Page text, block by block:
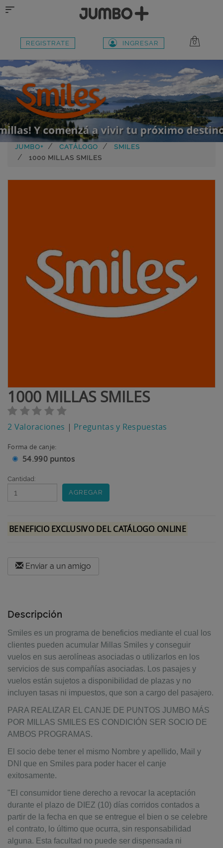
Toggle
REGISTRATE INGRESAR 0
JUMBO+ CATÁLOGO
SMILES
1000 MILLAS SMILES
1000 MILLAS SMILES
2 Valoraciones | Preguntas y Respuestas
Forma de canje:
54.990 puntos
Cantidad:
BENEFICIO EXCLUSIVO DEL CATÁLOGO ONLINE
Enviar a un amigo
Descripción
Smiles es un programa de beneficios mediante el cual los
clientes pueden acumular Millas Smiles y conseguir
vuelos en sus aerolíneas asociadas o utilizarlos en los
servicios de sus compañías asociadas. Los pasajes y
vuelos están sujetos a disponibilidad de plazas y no
incluyen tasas ni impuestos, que son a cargo del pasajero.
PARA REALIZAR EL CANJE DE PUNTOS JUMBO MÁS
POR MILLAS SMILES ES CONDICIÓN SER SOCIO DE
AMBOS PROGRAMAS.
El socio debe tener el mismo Nombre y apellido, Mail y
DNI que en Smiles para poder hacer el canje
exitosamente.
"El consumidor tiene derecho a revocar la aceptación
durante el plazo de DIEZ (10) días corridos contados a
partir de la fecha en que se entregue el bien o se celebre
el contrato, lo último que ocurra, sin responsabilidad
alguna. Esta facultad no puede ser dispensada ni